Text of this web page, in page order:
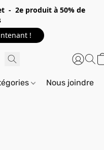
- 2e produit à 50% de
!
Nous joindre